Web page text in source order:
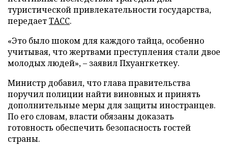
туристической привлекательности государства,
передаетТАСС.
«Это было шоком для каждого тайца, особенно
учитывая, что жертвами преступления стали двое
молодых людей», – заявил Пхуангкеткеу.
Министр добавил, что глава правительства
поручил полиции найти виновных и принять
дополнительные меры для защиты иностранцев.
По его словам, власти обязаны доказать
готовность обеспечить безопасность гостей
страны.